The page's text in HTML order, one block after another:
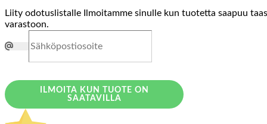
Liity odotuslistalle
Ilmoitamme sinulle kun tuotetta saapuu taas
varastoon.
ILMOITA KUN TUOTE ON
SAATAVILLA